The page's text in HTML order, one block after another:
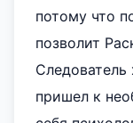
потому что
позволит
Следователь
пришел к